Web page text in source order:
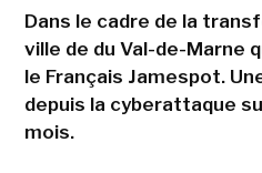
Dans le cadre de la
ville de du Val-de-Marne
le Français Jamespot.
depuis la cyberattaque
mois.